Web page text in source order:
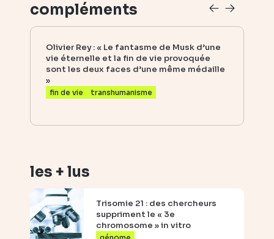
compléments
Olivier Rey : « Le fantasme de Musk d’une
vie éternelle et la fin de vie provoquée
sont les deux faces d’une même médaille
»
fin de vie transhumanisme
les + lus
Trisomie 21 : des chercheurs
suppriment le « 3e
chromosome » in vitro
génome